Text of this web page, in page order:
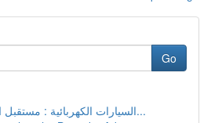
Go
السيارات الكهربائية : مستقبل المواصلات المس...